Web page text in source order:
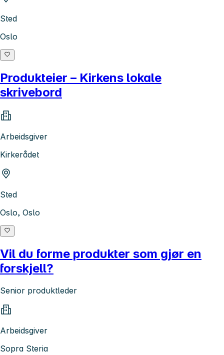
Sted
Oslo
Produkteier – Kirkens lokale
skrivebord
Arbeidsgiver
Kirkerådet
Sted
Oslo, Oslo
Vil du forme produkter som gjør en
forskjell?
Senior produktleder
Arbeidsgiver
Sopra Steria